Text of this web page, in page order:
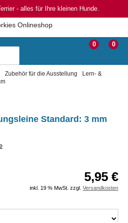
- alles für Ihre kleinen Hunde.
0
0
Zubehör für die Ausstellung
Lern- &
Standard: 3 mm
5,95 €
inkl. 19 % MwSt. zzgl. Versandkosten